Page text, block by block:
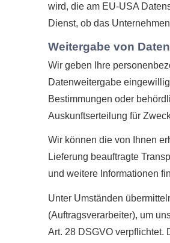
wird, die am EU-USA
Dienst, ob das
Weitergabe von
Wir geben Ihre
Datenweitergabe
Bestimmungen oder
Auskunftserteilung für
Wir können die von Ihnen
Lieferung beauftragte
und weitere Informationen
Unter Umständen
(Auftragsverarbeiter), um
Art. 28 DSGVO verpflichtet.